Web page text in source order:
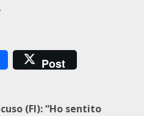
Post
(FI): “Ho sentito